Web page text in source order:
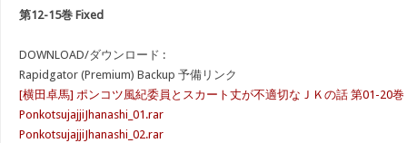
第12-15巻 Fixed
DOWNLOAD/ダウンロード :
Rapidgator (Premium) Backup 予備リンク
[横田卓馬] ポンコツ風紀委員とスカート丈が不適切なＪＫの話 第01-20巻
PonkotsujajjiJhanashi_01.rar
PonkotsujajjiJhanashi_02.rar